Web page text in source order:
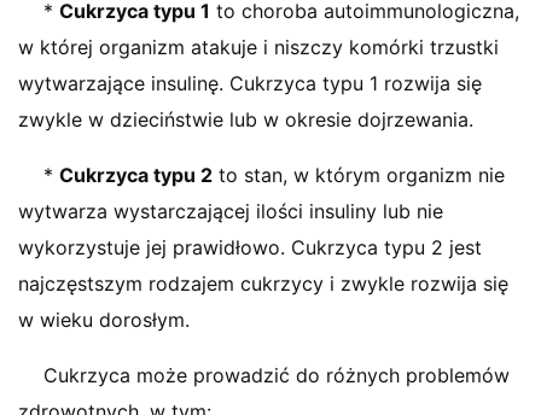
* Cukrzyca typu 1 to choroba autoimmunologiczna,
w której organizm atakuje i niszczy komórki trzustki
wytwarzające insulinę. Cukrzyca typu 1 rozwija się
zwykle w dzieciństwie lub w okresie dojrzewania.
* Cukrzyca typu 2 to stan, w którym organizm nie
wytwarza wystarczającej ilości insuliny lub nie
wykorzystuje jej prawidłowo. Cukrzyca typu 2 jest
najczęstszym rodzajem cukrzycy i zwykle rozwija się
w wieku dorosłym.
Cukrzyca może prowadzić do różnych problemów